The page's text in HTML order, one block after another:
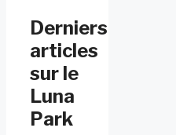
Derniers
articles
sur le
Luna
Park